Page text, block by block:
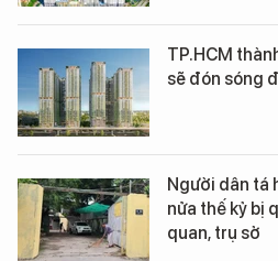
TP.HCM
sẽ đón sóng
Người dân tá
nửa thế kỷ bị
quan, trụ sở